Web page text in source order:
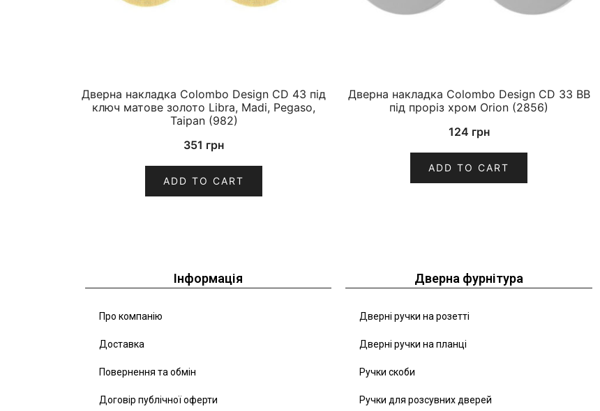
Дверна накладка Colombo Design CD 43 під
ключ матове золото Libra, Madi, Pegaso,
Taipan (982)
351 грн
ADD TO CART
Дверна накладка Colombo Design CD 33 BB
під проріз хром Orion (2856)
124 грн
ADD TO CART
Інформація
Про компанію
Доставка
Повернення та обмін
Договір публічної оферти
Дверна фурнітура
Дверні ручки на розетті
Дверні ручки на планці
Ручки скоби
Ручки для розсувних дверей